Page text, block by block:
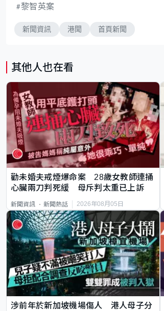
黎智英案
新聞資訊 港聞 首頁新聞
其他人也在看
勸未婚夫戒煙爆命案 28歲女教師連捅
心臟兩刀判死緩 母斥判太重已上訴
新聞資訊 新聞熱話 2026年08月05日
涉前年於新加坡機場傷人 港人母子分